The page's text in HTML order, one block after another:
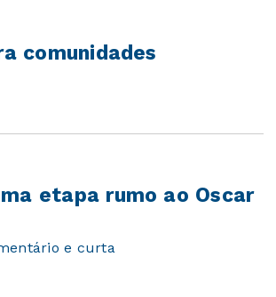
comunidades
etapa rumo ao Oscar
e curta